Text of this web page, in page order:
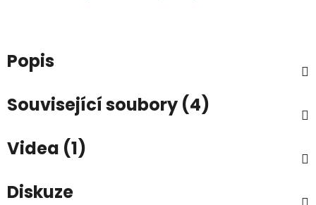
Popis
Související soubory (4)
Videa (1)
Diskuze